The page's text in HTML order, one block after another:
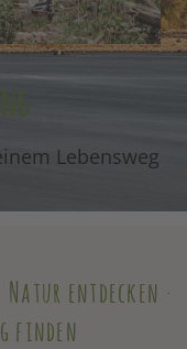
Lebensweg
entdecken ·
finden